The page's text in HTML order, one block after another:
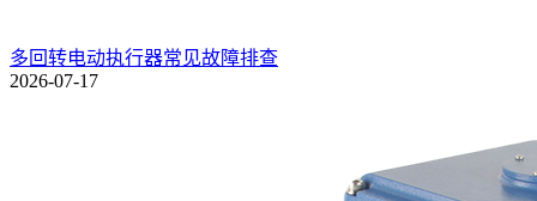
多回转电动执行器常见故障排查
2026-07-17